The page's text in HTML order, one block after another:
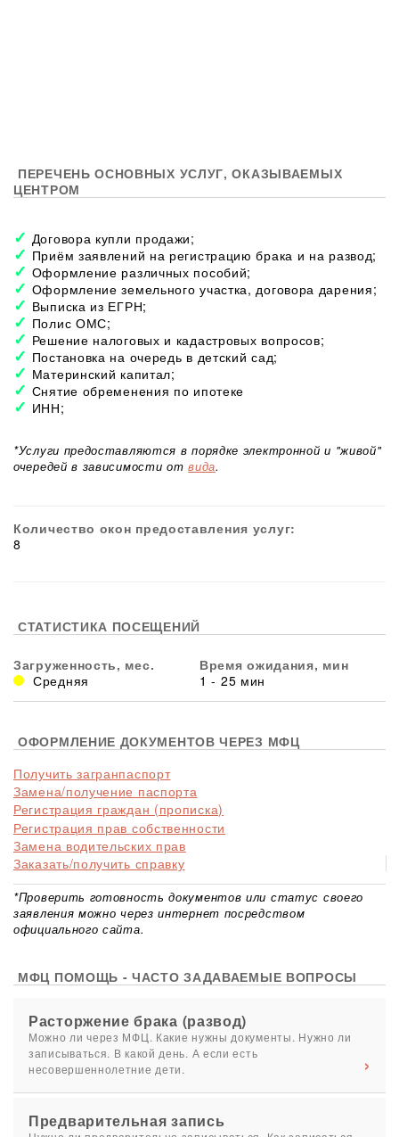
ПЕРЕЧЕНЬ ОСНОВНЫХ УСЛУГ, ОКАЗЫВАЕМЫХ
ЦЕНТРОМ
Договора купли продажи;
Приём заявлений на регистрацию брака и на развод;
Оформление различных пособий;
Оформление земельного участка, договора дарения;
Выписка из ЕГРН;
Полис ОМС;
Решение налоговых и кадастровых вопросов;
Постановка на очередь в детский сад;
Материнский капитал;
Снятие обременения по ипотеке
ИНН;
*Услуги предоставляются в порядке электронной и "живой"
очередей в зависимости отвида.
Количество окон предоставления услуг:
8
СТАТИСТИКА ПОСЕЩЕНИЙ
Загруженность, мес.
Средняя
Время ожидания, мин
1 - 25 мин
ОФОРМЛЕНИЕ ДОКУМЕНТОВ ЧЕРЕЗ МФЦ
Получить загранпаспорт
Замена/получение паспорта
Регистрация граждан (прописка)
Регистрация прав собственности
Замена водительских прав
Заказать/получить справку
*Проверить готовность документов или статус своего
заявления можно через интернет посредством
официального сайта.
МФЦ ПОМОЩЬ - ЧАСТО ЗАДАВАЕМЫЕ ВОПРОСЫ
Расторжение брака (развод)
Можно ли через МФЦ. Какие нужны документы. Нужно ли
записываться. В какой день. А если есть
несовершеннолетние дети.
Предварительная запись